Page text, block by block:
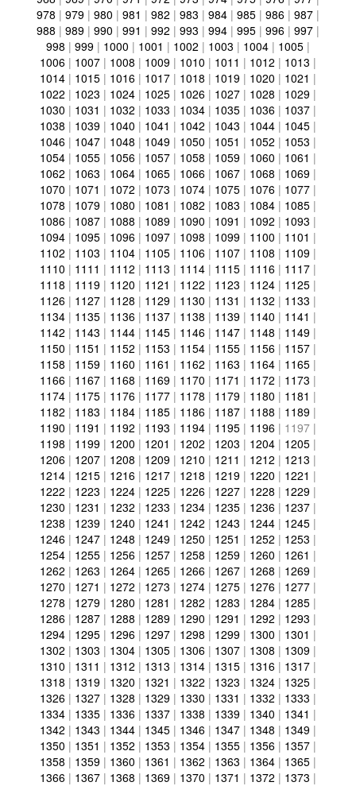
978 | 979 | 980 | 981 | 982 | 983 | 984 | 985 | 986 | 987 |
988 | 989 | 990 | 991 | 992 | 993 | 994 | 995 | 996 | 997 |
998 | 999 | 1000 | 1001 | 1002 | 1003 | 1004 | 1005 |
1006 | 1007 | 1008 | 1009 | 1010 | 1011 | 1012 | 1013 |
1014 | 1015 | 1016 | 1017 | 1018 | 1019 | 1020 | 1021 |
1022 | 1023 | 1024 | 1025 | 1026 | 1027 | 1028 | 1029 |
1030 | 1031 | 1032 | 1033 | 1034 | 1035 | 1036 | 1037 |
1038 | 1039 | 1040 | 1041 | 1042 | 1043 | 1044 | 1045 |
1046 | 1047 | 1048 | 1049 | 1050 | 1051 | 1052 | 1053 |
1054 | 1055 | 1056 | 1057 | 1058 | 1059 | 1060 | 1061 |
1062 | 1063 | 1064 | 1065 | 1066 | 1067 | 1068 | 1069 |
1070 | 1071 | 1072 | 1073 | 1074 | 1075 | 1076 | 1077 |
1078 | 1079 | 1080 | 1081 | 1082 | 1083 | 1084 | 1085 |
1086 | 1087 | 1088 | 1089 | 1090 | 1091 | 1092 | 1093 |
1094 | 1095 | 1096 | 1097 | 1098 | 1099 | 1100 | 1101 |
1102 | 1103 | 1104 | 1105 | 1106 | 1107 | 1108 | 1109 |
1110 | 1111 | 1112 | 1113 | 1114 | 1115 | 1116 | 1117 |
1118 | 1119 | 1120 | 1121 | 1122 | 1123 | 1124 | 1125 |
1126 | 1127 | 1128 | 1129 | 1130 | 1131 | 1132 | 1133 |
1134 | 1135 | 1136 | 1137 | 1138 | 1139 | 1140 | 1141 |
1142 | 1143 | 1144 | 1145 | 1146 | 1147 | 1148 | 1149 |
1150 | 1151 | 1152 | 1153 | 1154 | 1155 | 1156 | 1157 |
1158 | 1159 | 1160 | 1161 | 1162 | 1163 | 1164 | 1165 |
1166 | 1167 | 1168 | 1169 | 1170 | 1171 | 1172 | 1173 |
1174 | 1175 | 1176 | 1177 | 1178 | 1179 | 1180 | 1181 |
1182 | 1183 | 1184 | 1185 | 1186 | 1187 | 1188 | 1189 |
1190 | 1191 | 1192 | 1193 | 1194 | 1195 | 1196 | 1197 |
1198 | 1199 | 1200 | 1201 | 1202 | 1203 | 1204 | 1205 |
1206 | 1207 | 1208 | 1209 | 1210 | 1211 | 1212 | 1213 |
1214 | 1215 | 1216 | 1217 | 1218 | 1219 | 1220 | 1221 |
1222 | 1223 | 1224 | 1225 | 1226 | 1227 | 1228 | 1229 |
1230 | 1231 | 1232 | 1233 | 1234 | 1235 | 1236 | 1237 |
1238 | 1239 | 1240 | 1241 | 1242 | 1243 | 1244 | 1245 |
1246 | 1247 | 1248 | 1249 | 1250 | 1251 | 1252 | 1253 |
1254 | 1255 | 1256 | 1257 | 1258 | 1259 | 1260 | 1261 |
1262 | 1263 | 1264 | 1265 | 1266 | 1267 | 1268 | 1269 |
1270 | 1271 | 1272 | 1273 | 1274 | 1275 | 1276 | 1277 |
1278 | 1279 | 1280 | 1281 | 1282 | 1283 | 1284 | 1285 |
1286 | 1287 | 1288 | 1289 | 1290 | 1291 | 1292 | 1293 |
1294 | 1295 | 1296 | 1297 | 1298 | 1299 | 1300 | 1301 |
1302 | 1303 | 1304 | 1305 | 1306 | 1307 | 1308 | 1309 |
1310 | 1311 | 1312 | 1313 | 1314 | 1315 | 1316 | 1317 |
1318 | 1319 | 1320 | 1321 | 1322 | 1323 | 1324 | 1325 |
1326 | 1327 | 1328 | 1329 | 1330 | 1331 | 1332 | 1333 |
1334 | 1335 | 1336 | 1337 | 1338 | 1339 | 1340 | 1341 |
1342 | 1343 | 1344 | 1345 | 1346 | 1347 | 1348 | 1349 |
1350 | 1351 | 1352 | 1353 | 1354 | 1355 | 1356 | 1357 |
1358 | 1359 | 1360 | 1361 | 1362 | 1363 | 1364 | 1365 |
1366 | 1367 | 1368 | 1369 | 1370 | 1371 | 1372 | 1373 |